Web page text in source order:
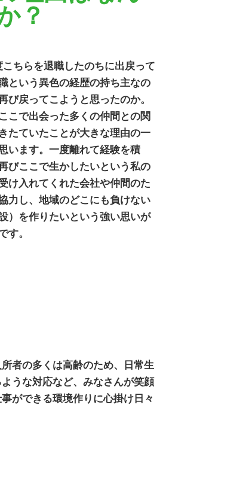
？
こちらを退職したのちに出戻って
という異色の経歴の持ち主なの
び戻ってこようと思ったのか。
こで出会った多くの仲間との関
たていたことが大きな理由の一
います。一度離れて経験を積
びここで生かしたいという私の
け入れてくれた会社や仲間のた
力し、地域のどこにも負けない
）を作りたいという強い思いが
す。
者の多くは高齢のため、日常生
うな対応など、みなさんが笑顔
ができる環境作りに心掛け日々